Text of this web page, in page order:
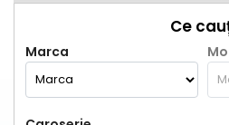
Ce
Marca